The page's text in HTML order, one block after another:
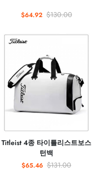
$64.92 $130.00
Titleist 4종 타이틀리스트보스
턴백
$65.46 $131.00